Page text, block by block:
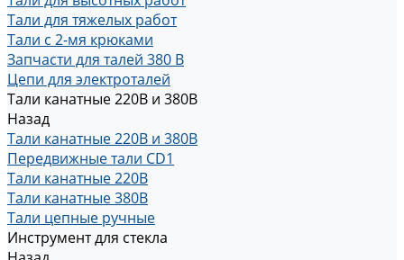
Тали для тяжелых работ
Тали с 2-мя крюками
Запчасти для талей 380 В
Цепи для электроталей
Тали канатные 220В и 380В
Назад
Тали канатные 220В и 380В
Передвижные тали CD1
Тали канатные 220В
Тали канатные 380В
Тали цепные ручные
Инструмент для стекла